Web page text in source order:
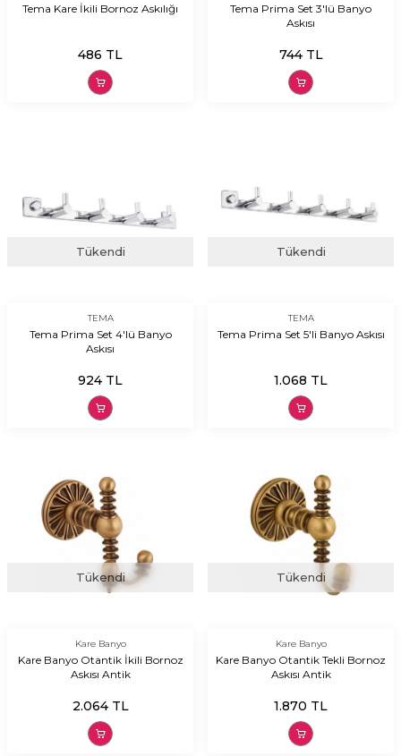
Tema Kare İkili Bornoz Askılığı
486 TL
Tema Prima Set 3'lü Banyo
Askısı
744TL
Tükendi
TEMA
Tema Prima Set 4'lü Banyo
Askısı
924 TL
Tükendi
TEMA
Tema Prima Set 5'li Banyo Askısı
1.068 TL
Tükendi
Kare Banyo
Kare Banyo Otantik İkili Bornoz
Askısı Antik
2.064TL
Tükendi
Kare Banyo
Kare Banyo Otantik Tekli Bornoz
Askısı Antik
1.870 TL